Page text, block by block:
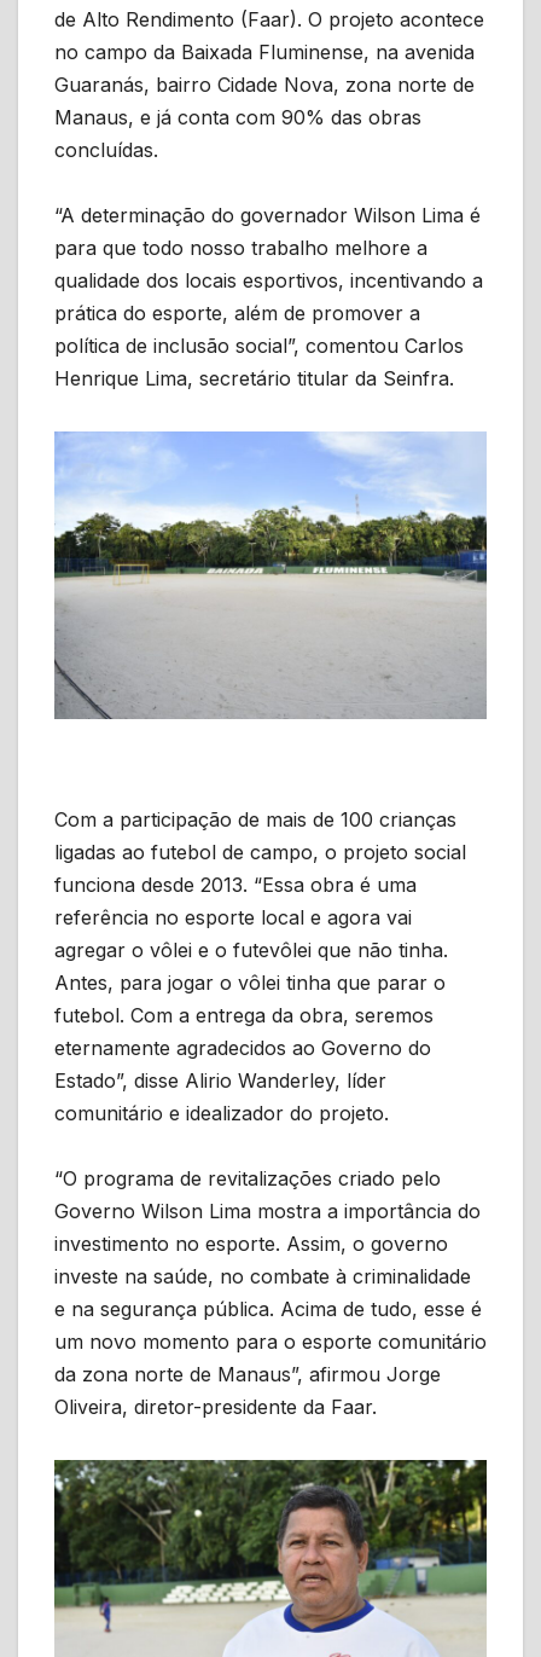
de Alto Rendimento (Faar). O projeto acontece
no campo da Baixada Fluminense, na avenida
Guaranás, bairro Cidade Nova, zona norte de
Manaus, e já conta com 90% das obras
concluídas.
“A determinação do governador Wilson Lima é
para que todo nosso trabalho melhore a
qualidade dos locais esportivos, incentivando a
prática do esporte, além de promover a
política de inclusão social”, comentou Carlos
Henrique Lima, secretário titular da Seinfra.
Com a participação de mais de 100 crianças
ligadas ao futebol de campo, o projeto social
funciona desde 2013. “Essa obra é uma
referência no esporte local e agora vai
agregar o vôlei e o futevôlei que não tinha.
Antes, para jogar o vôlei tinha que parar o
futebol. Com a entrega da obra, seremos
eternamente agradecidos ao Governo do
Estado”, disse Alirio Wanderley, líder
comunitário e idealizador do projeto.
“O programa de revitalizações criado pelo
Governo Wilson Lima mostra a importância do
investimento no esporte. Assim, o governo
investe na saúde, no combate à criminalidade
e na segurança pública. Acima de tudo, esse é
um novo momento para o esporte comunitário
da zona norte de Manaus”, afirmou Jorge
Oliveira, diretor-presidente da Faar.